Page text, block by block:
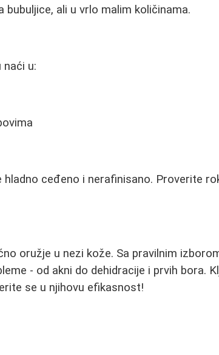
ali u vrlo malim količinama.
naći u:
hladno ceđeno i nerafinisano. Proverite
oružje u nezi kože. Sa pravilnim
- od akni do dehidracije i prvih bora.
se u njihovu efikasnost!